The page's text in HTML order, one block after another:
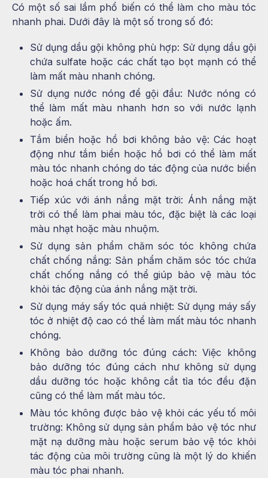
Có một số sai lầm phổ biến có thể làm cho màu tóc
nhanh phai. Dưới đây là một số trong số đó:
Sử dụng dầu gội không phù hợp: Sử dụng dầu gội
chứa sulfate hoặc các chất tạo bọt mạnh có thể
làm mất màu nhanh chóng.
Sử dụng nước nóng để gội đầu: Nước nóng có
thể làm mất màu nhanh hơn so với nước lạnh
hoặc ấm.
Tắm biển hoặc hồ bơi không bảo vệ: Các hoạt
động như tắm biển hoặc hồ bơi có thể làm mất
màu tóc nhanh chóng do tác động của nước biển
hoặc hoá chất trong hồ bơi.
Tiếp xúc với ánh nắng mặt trời: Ánh nắng mặt
trời có thể làm phai màu tóc, đặc biệt là các loại
màu nhạt hoặc màu nhuộm.
Sử dụng sản phẩm chăm sóc tóc không chứa
chất chống nắng: Sản phẩm chăm sóc tóc chứa
chất chống nắng có thể giúp bảo vệ màu tóc
khỏi tác động của ánh nắng mặt trời.
Sử dụng máy sấy tóc quá nhiệt: Sử dụng máy sấy
tóc ở nhiệt độ cao có thể làm mất màu tóc nhanh
chóng.
Không bảo dưỡng tóc đúng cách: Việc không
bảo dưỡng tóc đúng cách như không sử dụng
dầu dưỡng tóc hoặc không cắt tỉa tóc đều đặn
cũng có thể làm mất màu tóc.
Màu tóc không được bảo vệ khỏi các yếu tố môi
trường: Không sử dụng sản phẩm bảo vệ tóc như
mặt nạ dưỡng màu hoặc serum bảo vệ tóc khỏi
tác động của môi trường cũng là một lý do khiến
màu tóc phai nhanh.